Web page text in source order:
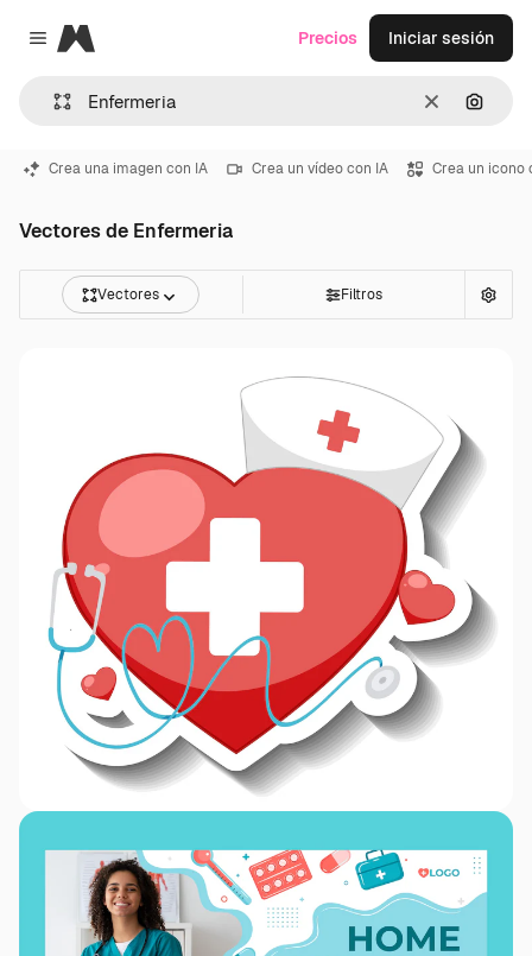
Close menu
Magnific
Borrar
Precios Iniciar sesión
Crea una imagen con IA Crea un vídeo con IA Crea un icono
Vectores de Enfermeria
Vectores Filtros